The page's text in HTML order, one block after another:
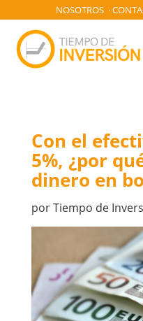
NOSOTROS ·
Con el
5%, ¿por
dinero en
porTiempo de